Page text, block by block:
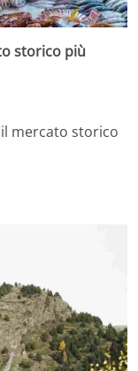
storico più
mercato storico